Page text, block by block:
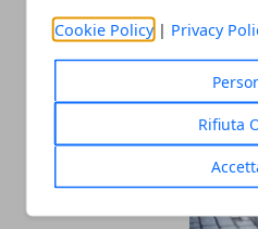
Cookie Policy| Privacy
Rifiuta
14/11/2021